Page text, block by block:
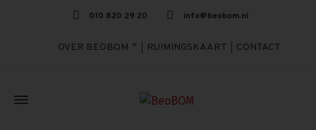
010 820 29 20 info@beobom.nl
OVER BEOBOM RUIMINGSKAART CONTACT